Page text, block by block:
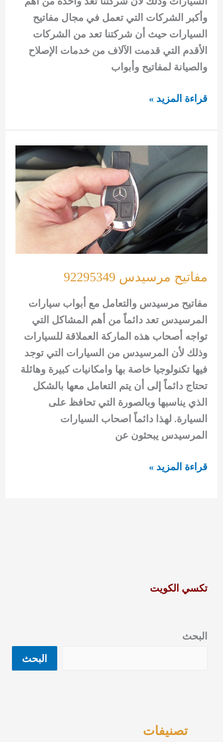
وأكبر الشركات التي تعمل في مجال مفاتيح
السيارات حيث أن شركتنا تعد من الشركات
الأقدم التي قدمت الآلاف من خدمات الإصلاح
والصيانة لمفاتيح وأبواب
مفاتيح
92295349
قراءة المزيد »
مفاتيح مرسيدس 92295349
مفاتيح مرسيدس والتعامل مع أبواب سيارات
المرسيدس تعد دائماً من أهم المشاكل التي
تواجه أصحاب هذه الماركة العملاقة للسيارات
وذلك لأن المرسيدس من السيارات التي توجد
فيها تكنولوجيا خاصة بها وامكانيات كبيرة وهائلة
تحتاج دائماً إلى أن يتم التعامل معها بالشكل
الذي يناسبها وبالصورة التي تحافظ على
السيارة. لهذا دائماً اصحاب السيارات
المرسيدس يبحثون عن
مفاتيح
قراءة المزيد »
تكسي الكويت
البحث
البحث
تصنيفات